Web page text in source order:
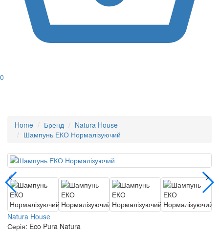
0
Home Бренд
Natura House
Шампунь ЕКО Нормалізуючий
Natura House
Серія: Eco Pura Natura